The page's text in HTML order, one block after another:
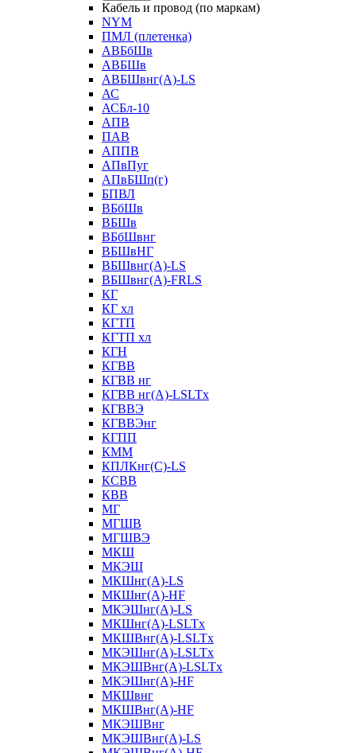
Кабель и провод (по маркам)
NYM
ПМЛ (плетенка)
АВБбШв
АВБШв
АВБШвнг(А)-LS
АС
АСБл-10
АПВ
ПАВ
АППВ
АПвПуг
АПвБШп(г)
БПВЛ
ВБбШв
ВБШв
ВБбШвнг
ВБШвНГ
ВБШвнг(А)-LS
ВБШвнг(А)-FRLS
КГ
КГ хл
КГТП
КГТП хл
КГН
КГВВ
КГВВ нг
КГВВ нг(А)-LSLTx
КГВВЭ
КГВВЭнг
КГПП
КММ
КПЛКнг(C)-LS
КСВВ
КВВ
МГ
МГШВ
МГШВЭ
МКШ
МКЭШ
МКШнг(А)-LS
МКШнг(А)-HF
МКЭШнг(А)-LS
МКШнг(А)-LSLTx
МКШВнг(A)-LSLTx
МКЭШнг(А)-LSLTx
МКЭШВнг(A)-LSLTx
МКЭШнг(А)-HF
МКШвнг
МКШВнг(А)-HF
МКЭШВнг
МКЭШВнг(А)-LS